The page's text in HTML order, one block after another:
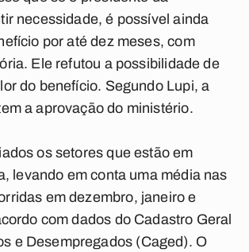
necessidade, é possível ainda
por até dez meses, com
Ele refutou a possibilidade de
do benefício. Segundo Lupi, a
a aprovação do ministério.
os setores que estão em
levando em conta uma média nas
em dezembro, janeiro e
com dados do Cadastro Geral
e Desempregados (Caged). O